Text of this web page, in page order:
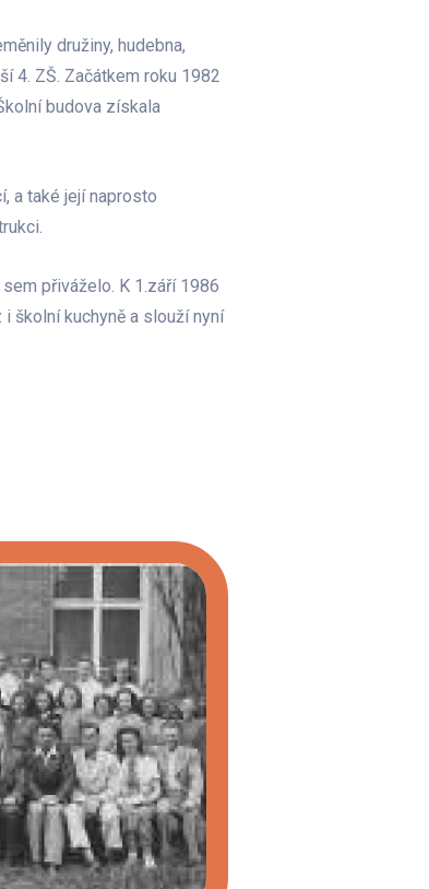
družiny, hudebna,
4. ZŠ. Začátkem roku 1982
budova získala
a také její naprosto
přiváželo. K 1.září 1986
školní kuchyně a slouží nyní